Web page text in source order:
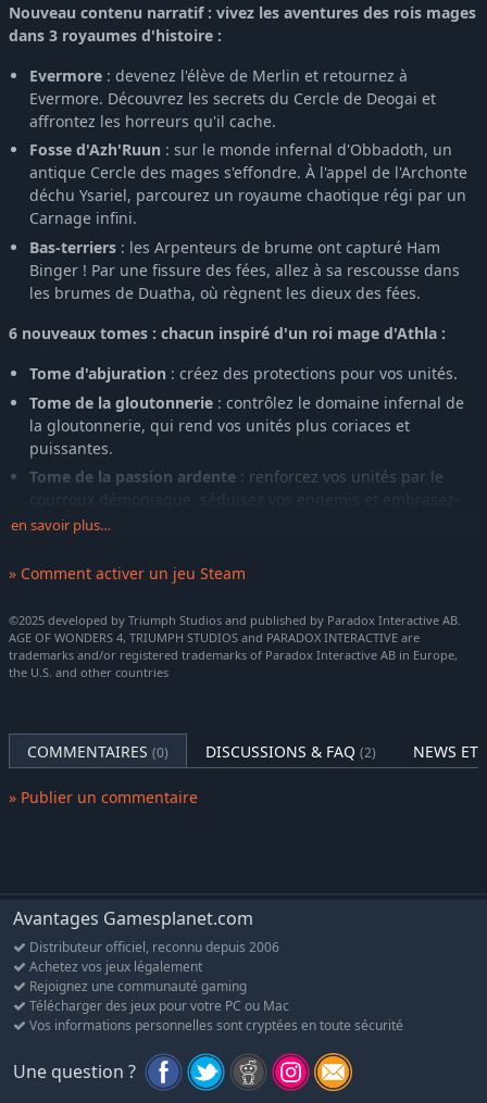
Nouveau contenu narratif : vivez les aventures des rois mages
dans 3 royaumes d'histoire :
Evermore : devenez l'élève de Merlin et retournez à
Evermore. Découvrez les secrets du Cercle de Deogai et
affrontez les horreurs qu'il cache.
Fosse d'Azh'Ruun : sur le monde infernal d'Obbadoth, un
antique Cercle des mages s'effondre. À l'appel de l'Archonte
déchu Ysariel, parcourez un royaume chaotique régi par un
Carnage infini.
Bas-terriers : les Arpenteurs de brume ont capturé Ham
Binger ! Par une fissure des fées, allez à sa rescousse dans
les brumes de Duatha, où règnent les dieux des fées.
6 nouveaux tomes : chacun inspiré d'un roi mage d'Athla :
Tome d'abjuration : créez des protections pour vos unités.
Tome de la gloutonnerie : contrôlez le domaine infernal de
la gloutonnerie, qui rend vos unités plus coriaces et
puissantes.
Tome de la passion ardente : renforcez vos unités par le
les.
unités et brouillez vos ennemis.
pour transformer votre peuple et entoiler l'ennemi.
Tome du cosmos: par la magie de l'univers, renforcez vos
unités et votre économie, et invoquez un puissant Avatar du
Nouveau contenu de carte du monde :
mages pour protéger leurs secrets les plus puissants.
Nouveaux lieux d'intérêt: emparez-vous du Trône du mage
brisé, du Perturbateur enchaîné et des Jardins de Valbrume
contre de puissants bonus d'économie.
Nouvelle infestation: explorez le Camp des Arpenteurs de
brume, une présence embrumée des Duathadae.
Nouvelle forme : menez les Chouettoïdes, des êtres aussi sages
qu'attentifs, qui parcourent sereinement et mystérieusement le
en savoir plus…
» Comment activer un jeu Steam
©2025 developed by Triumph Studios and published by Paradox Interactive AB.
AGE OF WONDERS 4, TRIUMPH STUDIOS and PARADOX INTERACTIVE are
trademarks and/or registered trademarks of Paradox Interactive AB in Europe,
the U.S. and other countries
COMMENTAIRES (0) DISCUSSIONS & FAQ (2) NEWS ET
» Publier un commentaire
Avantages Gamesplanet.com
Distributeur officiel, reconnu depuis 2006
Achetez vos jeux légalement
Rejoignez une communauté gaming
Télécharger des jeux pour votre PC ou Mac
Vos informations personnelles sont cryptées en toute sécurité
Une question ?